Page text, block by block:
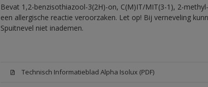
Bevat 1,2-benzisothiazool-3(2H)-on, C(M)IT/MIT(3-1), 2-
een allergische reactie veroorzaken. Let op! Bij verneveling
Spuitnevel niet inademen.
Technisch Informatieblad Alpha Isolux (PDF)